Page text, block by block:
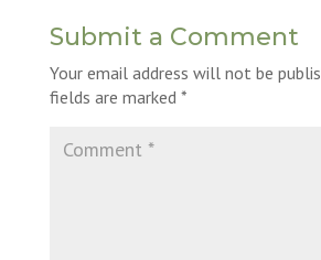
Submit a Comment
Your email address will not be
fields are marked *